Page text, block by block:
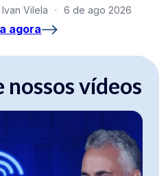
Vilela · 6 de ago 2026
agora
vídeos